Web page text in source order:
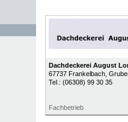
Dachdeckerei August
67737 Frankelbach,
Tel.: (06308) 99 30 35
Fachbetrieb